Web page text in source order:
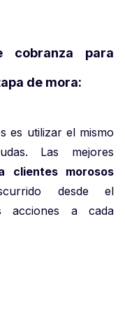
cobranza para
de mora:
es utilizar el mismo
Las mejores
clientes morosos
desde el
acciones a cada